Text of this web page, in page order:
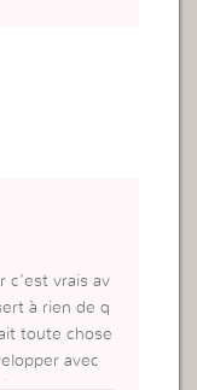
c’est vrais av
à rien de q
toute chose
avec